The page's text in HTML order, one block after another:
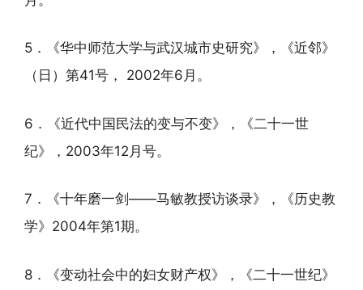
5．《华中师范大学与武汉城市史研究》，《近邻》
（日）第41号， 2002年6月。
6．《近代中国民法的变与不变》，《二十一世
纪》，2003年12月号。
7．《十年磨一剑——马敏教授访谈录》，《历史教
学》2004年第1期。
8．《变动社会中的妇女财产权》，《二十一世纪》